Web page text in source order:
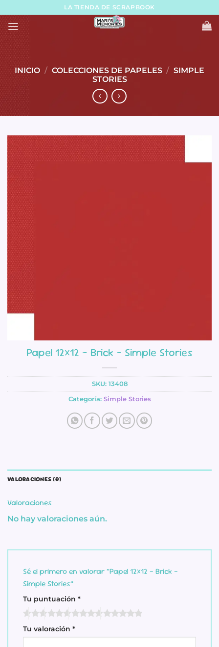
to
content
LA TIENDA DE SCRAPBOOK
INICIO / COLECCIONES DE PAPELES / SIMPLE
STORIES
Papel 12×12 – Brick – Simple Stories
SKU: 13408
Categoría: Simple Stories
VALORACIONES (0)
Valoraciones
No hay valoraciones aún.
Sé el primero en valorar “Papel 12×12 – Brick –
Simple Stories”
Tu puntuación *
Tu valoración *